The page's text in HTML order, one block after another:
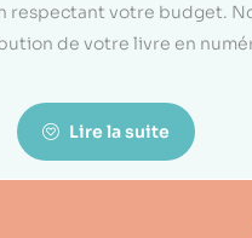
votre budget.
de votre livre en
Lire la suite